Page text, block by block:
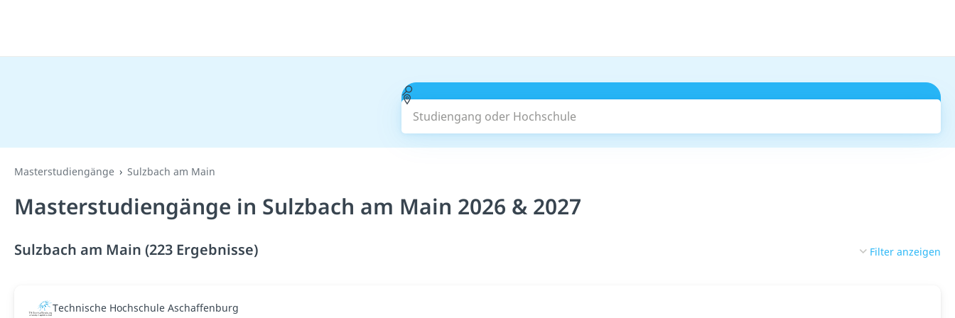
Studiengang oder Hochschule
Masterstudiengänge Sulzbach am Main
Masterstudiengänge in Sulzbach am Main 2026 & 2027
Sulzbach am Main (223 Ergebnisse) Filter anzeigen
Technische Hochschule Aschaffenburg